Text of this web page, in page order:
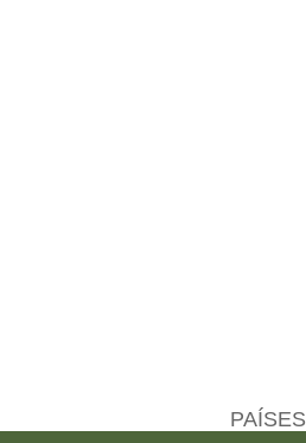
PAÍSES